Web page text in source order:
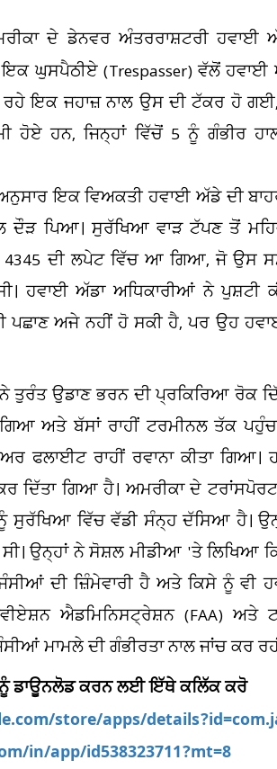
ਦੇ ਡੇਨਵਰ ਅੰਤਰਰਾਸ਼ਟਰੀ ਹਵਾਈ
ਇਕ ਘੁਸਪੈਠੀਏ (Trespasser) ਵੱਲੋਂ
ਇਕ ਜਹਾਜ਼ ਨਾਲ ਉਸ ਦੀ ਟੱਕਰ ਹੋ
ਹਨ, ਜਿਨ੍ਹਾਂ ਵਿੱਚੋਂ 5 ਨੂੰ ਗੰਭੀਰ
ਇਕ ਵਿਅਕਤੀ ਹਵਾਈ ਅੱਡੇ ਦੀ
ਪਿਆ। ਸੁਰੱਖਿਆ ਵਾੜ ਟੱਪਣ ਤੋਂ
ਦੀ ਲਪੇਟ ਵਿੱਚ ਆ ਗਿਆ, ਜੋ ਉਸ
ਹਵਾਈ ਅੱਡਾ ਅਧਿਕਾਰੀਆਂ ਨੇ ਪੁਸ਼ਟੀ
ਪਛਾਣ ਅਜੇ ਨਹੀਂ ਹੋ ਸਕੀ ਹੈ, ਪਰ ਉਹ
ਉਡਾਣ ਭਰਨ ਦੀ ਪ੍ਰਕਿਰਿਆ ਰੋਕ
ਅਤੇ ਬੱਸਾਂ ਰਾਹੀਂ ਟਰਮੀਨਲ ਤੱਕ
ਫਲਾਈਟ ਰਾਹੀਂ ਰਵਾਨਾ ਕੀਤਾ
ਦਿੱਤਾ ਗਿਆ ਹੈ। ਅਮਰੀਕਾ ਦੇ
ਵਿੱਚ ਵੱਡੀ ਸੰਨ੍ਹ ਦੱਸਿਆ ਹੈ।
ਸੀ। ਉਨ੍ਹਾਂ ਨੇ ਸੋਸ਼ਲ ਮੀਡੀਆ 'ਤੇ ਲਿਖਿਆ
ਦੀ ਜ਼ਿੰਮੇਵਾਰੀ ਹੈ ਅਤੇ ਕਿਸੇ ਨੂੰ ਵੀ
ਐਡਮਿਨਿਸਟ੍ਰੇਸ਼ਨ (FAA) ਅਤੇ
ਮਾਮਲੇ ਦੀ ਗੰਭੀਰਤਾ ਨਾਲ ਜਾਂਚ ਕਰ
ਡਾਊਨਲੋਡ ਕਰਨ ਲਈ ਇੱਥੇ ਕਲਿੱਕ ਕਰੋ
store/apps/
in/app/id538323711?mt=8
ਕੈਂਬਰਿਜ ਯੂਨੀਵਰਸਿਟੀ